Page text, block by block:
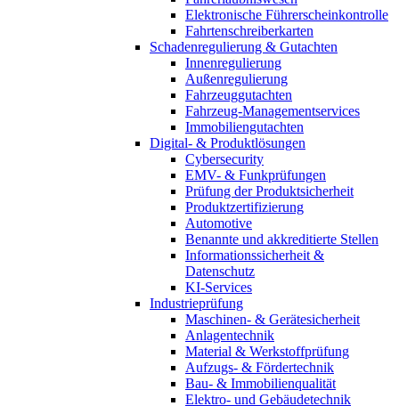
Elektronische Führerscheinkontrolle
Fahrtenschreiberkarten
Schadenregulierung & Gutachten
Innenregulierung
Außenregulierung
Fahrzeuggutachten
Fahrzeug-Managementservices
Immobiliengutachten
Digital- & Produktlösungen
Cybersecurity
EMV- & Funkprüfungen
Prüfung der Produktsicherheit
Produktzertifizierung
Automotive
Benannte und akkreditierte Stellen
Informationssicherheit &
Datenschutz
KI-Services
Industrieprüfung
Maschinen- & Gerätesicherheit
Anlagentechnik
Material & Werkstoffprüfung
Aufzugs- & Fördertechnik
Bau- & Immobilienqualität
Elektro- und Gebäudetechnik